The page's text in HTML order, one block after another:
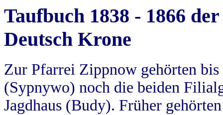
Taufbuch 1838 - 1866
Deutsch Krone
Zur Pfarrei Zippnow gehörten
(Sypnywo) noch die beiden
Jagdhaus (Budy). Früher